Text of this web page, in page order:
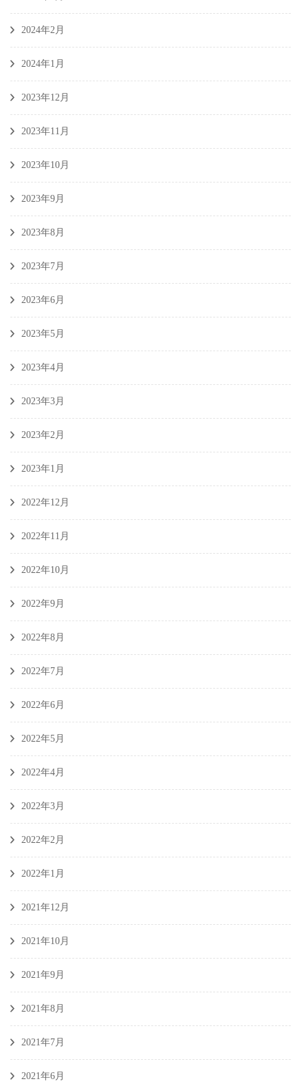
2024年2月
2024年1月
2023年12月
2023年11月
2023年10月
2023年9月
2023年8月
2023年7月
2023年6月
2023年5月
2023年4月
2023年3月
2023年2月
2023年1月
2022年12月
2022年11月
2022年10月
2022年9月
2022年8月
2022年7月
2022年6月
2022年5月
2022年4月
2022年3月
2022年2月
2022年1月
2021年12月
2021年10月
2021年9月
2021年8月
2021年7月
2021年6月